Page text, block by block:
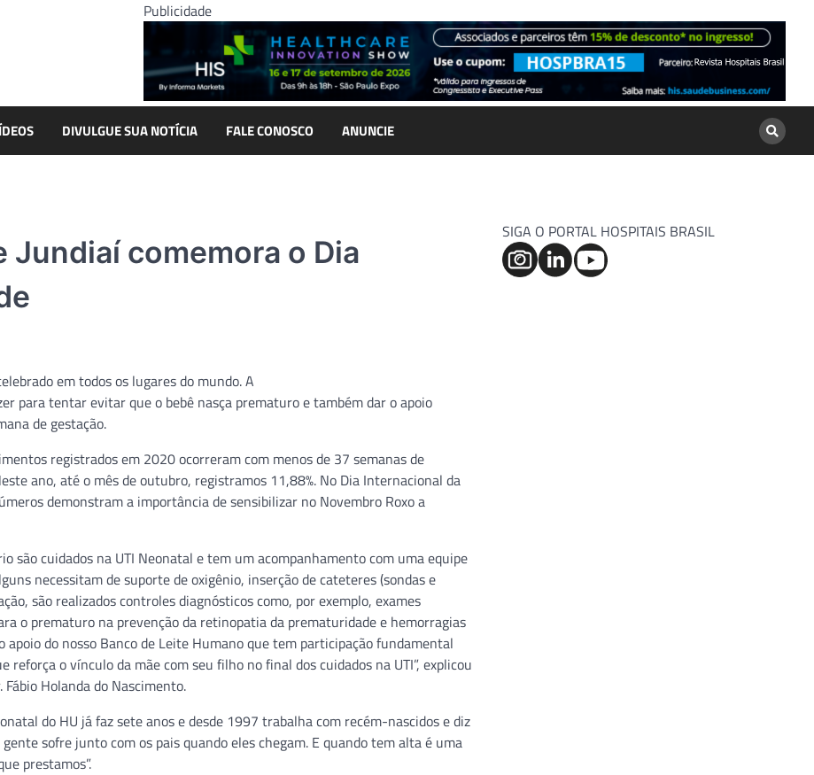
Publicidade
DIVULGUE SUA NOTÍCIA FALE CONOSCO ANUNCIE
comemora o Dia
em todos os lugares do mundo. A
para tentar evitar que o bebê nasça prematuro e também dar o apoio
de gestação.
registrados em 2020 ocorreram com menos de 37 semanas de
ano, até o mês de outubro, registramos 11,88%. No Dia Internacional da
demonstram a importância de sensibilizar no Novembro Roxo a
são cuidados na UTI Neonatal e tem um acompanhamento com uma equipe
necessitam de suporte de oxigênio, inserção de cateteres (sondas e
são realizados controles diagnósticos como, por exemplo, exames
o prematuro na prevenção da retinopatia da prematuridade e hemorragias
do nosso Banco de Leite Humano que tem participação fundamental
o vínculo da mãe com seu filho no final dos cuidados na UTI”, explicou
Holanda do Nascimento.
do HU já faz sete anos e desde 1997 trabalha com recém-nascidos e diz
sofre junto com os pais quando eles chegam. E quando tem alta é uma
prestamos”.
SIGA O PORTAL HOSPITAIS BRASIL